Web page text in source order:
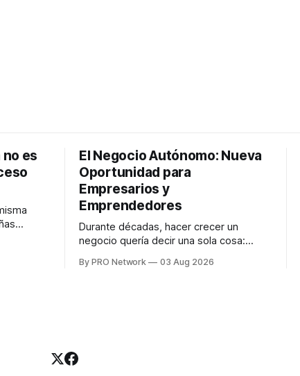
es
El Negocio Autónomo: Nueva
Oportunidad para
Empresarios y
Emprendedores
Durante décadas, hacer crecer un
negocio quería decir una sola cosa:
anuncios, un especialista en marketing
By PRO Network 03 Aug 2026